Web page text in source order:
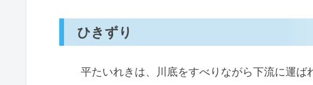
ひきずり
平たいれきは、川底をすべりながら下流に運ば